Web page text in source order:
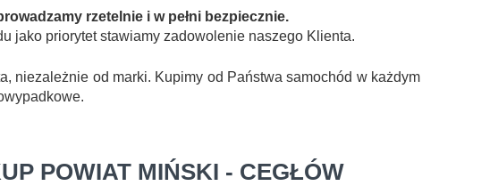
rzetelnie i w pełni bezpiecznie.
jako priorytet stawiamy zadowolenie naszego Klienta.
niezależnie od marki. Kupimy od Państwa samochód w każdym
POWIAT MIŃSKI - CEGŁÓW